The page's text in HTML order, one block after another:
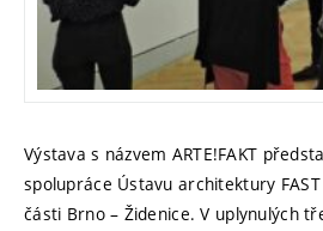
Výstava s názvem ARTE!FAKT
spolupráce Ústavu architektury
části Brno – Židenice. V uplynulých